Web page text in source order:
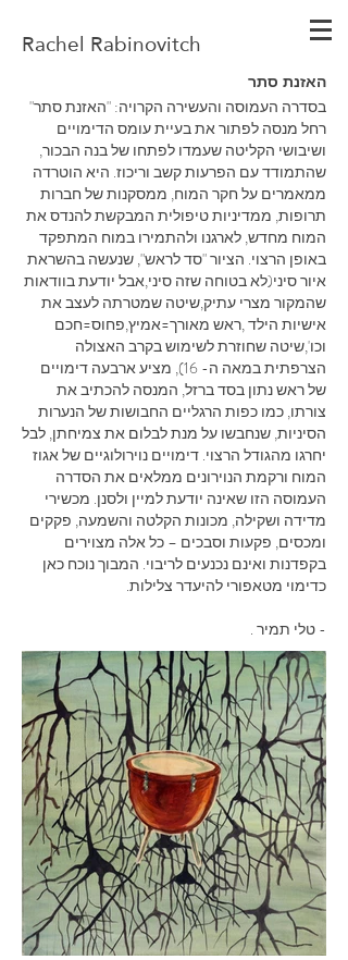
Rachel Rabinovitch
האזנת סתר
בסדרה העמוסה והעשירה הקרויה: "האזנת סתר"
רחל מנסה לפתור את בעיית עומס הדימויים
ושיבושי הקליטה שעמדו לפתחו של בנה הבכור,
שהתמודד עם הפרעות קשב וריכוז. היא הוטרדה
ממאמרים על חקר המוח, ממסקנות של חברות
תרופות, ממדיניות טיפולית המבקשת להנדס את
המוח מחדש, לארגנו ולהתמירו במוח המתפקד
באופן הרצוי. הציור "סד לראש", שנעשה בהשראת
איור סיני(לא בטוחה שזה סיני,אבל יודעת בוודאות
שהמקור מצרי עתיק,שיטה שמטרתה לעצב את
אישיות הילד ,ראש מאורך=אמיץ,פחוס=חכם
וכו',שיטה שחוזרת לשימוש בקרב האצולה
הצרפתית במאה ה- 16), מציע ארבעה דימויים
של ראש נתון בסד ברזל, המנסה להכתיב את
צורתו, כמו כפות הרגליים החבושות של הנערות
הסיניות, שנחבשו על מנת לבלום את צמיחתן, לבל
יחרגו מהגודל הרצוי. דימויים נוירולוגיים של אגוז
המוח ורקמת הנוירונים ממלאים את הסדרה
העמוסה הזו שאינה יודעת למיין ולסנן. מכשירי
מדידה ושקילה, מכונות הקלטה והשמעה, פקקים
ומכסים, פקעות וסבכים – כל אלה מצוירים
בקפדנות ואינם נכנעים לריבוי. המבוך נוכח כאן
כדימוי מטאפורי להיעדר צלילות.
- טלי תמיר .